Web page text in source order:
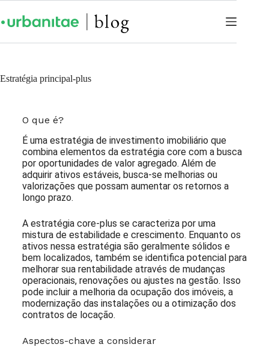
Estratégia principal-plus
O que é?
É uma estratégia de investimento imobiliário que
combina elementos da estratégia core com a busca
por oportunidades de valor agregado. Além de
adquirir ativos estáveis, busca-se melhorias ou
valorizações que possam aumentar os retornos a
longo prazo.
A estratégia core-plus se caracteriza por uma
mistura de estabilidade e crescimento. Enquanto os
ativos nessa estratégia são geralmente sólidos e
bem localizados, também se identifica potencial para
melhorar sua rentabilidade através de mudanças
operacionais, renovações ou ajustes na gestão. Isso
pode incluir a melhoria da ocupação dos imóveis, a
modernização das instalações ou a otimização dos
contratos de locação.
Aspectos-chave a considerar